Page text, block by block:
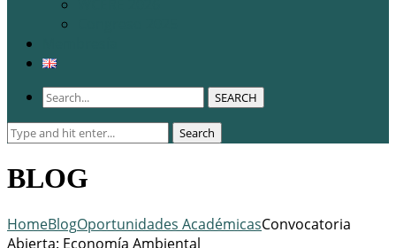
SEARCH
Search
Search
BLOG
HomeBlogOportunidades AcadémicasConvocatoria
Abierta: Economía Ambiental